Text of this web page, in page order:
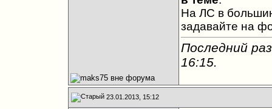
На ЛС в
задавайте на
Последний
16:15.
23.01.2013, 15:12